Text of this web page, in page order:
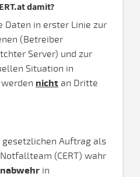
damit?
Daten in erster Linie zur
(Betreiber
Server) und zur
Situation in
nicht an Dritte
gesetzlichen Auftrag als
(CERT) wahr
in